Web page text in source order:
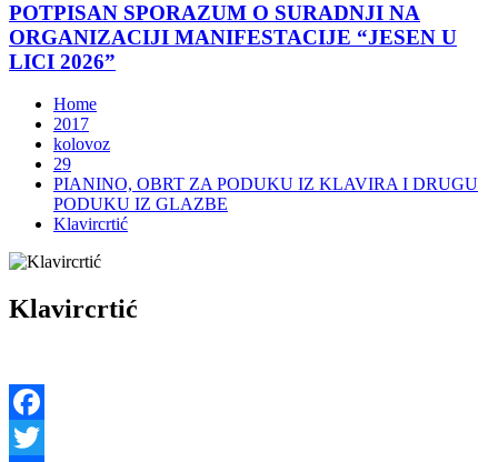
POTPISAN SPORAZUM O SURADNJI NA
ORGANIZACIJI MANIFESTACIJE “JESEN U
LICI 2026”
Home
2017
kolovoz
29
PIANINO, OBRT ZA PODUKU IZ KLAVIRA I DRUGU
PODUKU IZ GLAZBE
Klavircrtić
Klavircrtić
Facebook